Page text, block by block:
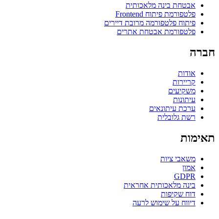
אבטחת בינה מלאכותית
פלטפורמת פיתוח Frontend
פיתוח פלטפורמה מרובת דיירים
פלטפורמת אבטחת אתרים
חברה
אודות
קריירות
משקיעים
עיתונות
ערכת עיתונאים
רשת גלובלית
תאימות
משאבי ציות
אמון
GDPR
בינה מלאכותית אחראית
דוח שקיפות
דיווח על שימוש לרעה